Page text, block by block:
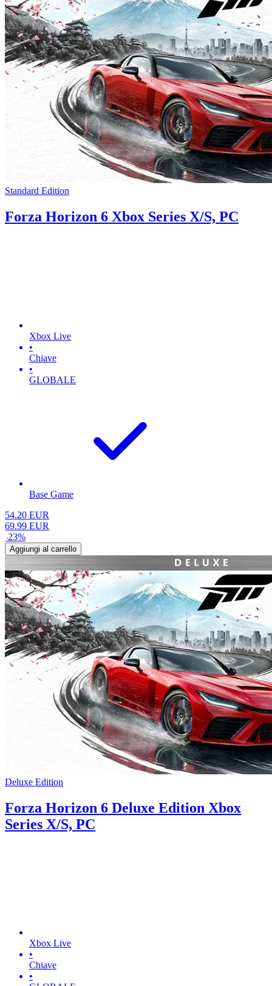
Standard Edition
Forza Horizon 6 Xbox Series X/S, PC
Xbox Live
•
Chiave
•
GLOBALE
Base Game
54.20 EUR
69.99 EUR
-23%
Aggiungi al carrello
Deluxe Edition
Forza Horizon 6 Deluxe Edition Xbox
Series X/S, PC
Xbox Live
•
Chiave
•